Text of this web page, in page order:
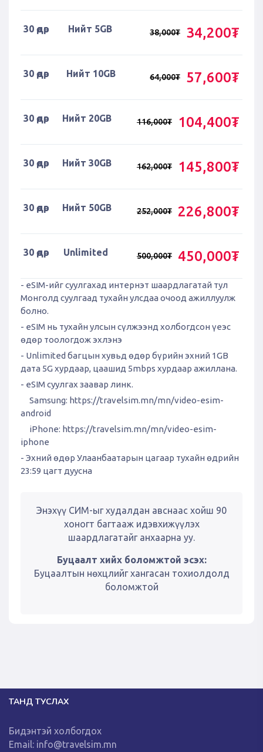
30 өдөр Нийт 5GB 38,000₮ 34,200₮
30 өдөр Нийт 10GB 64,000₮ 57,600₮
30 өдөр Нийт 20GB 116,000₮ 104,400₮
30 өдөр Нийт 30GB 162,000₮ 145,800₮
30 өдөр Нийт 50GB 252,000₮ 226,800₮
30 өдөр Unlimited 500,000₮ 450,000₮
- eSIM-ийг суулгахад интернэт шаардлагатай тул
Монголд суулгаад тухайн улсдаа очоод ажиллуулж
болно.
- eSIM нь тухайн улсын сүлжээнд холбогдсон үеэс
өдөр тоологдож эхлэнэ
- Unlimited багцын хувьд өдөр бүрийн эхний 1GB
дата 5G хурдаар, цаашид 5mbps хурдаар ажиллана.
- eSIM суулгах заавар линк.
Samsung: https://travelsim.mn/mn/video-esim-
android
iPhone: https://travelsim.mn/mn/video-esim-
iphone
- Эхний өдөр Улаанбаатарын цагаар тухайн өдрийн
23:59 цагт дуусна
Энэхүү СИМ-ыг худалдан авснаас хойш 90
хоногт багтааж идэвхижүүлэх
шаардлагатайг анхаарна уу.
Буцаалт хийх боломжтой эсэх:
Буцаалтын нөхцлийг хангасан тохиолдолд
боломжтой
ТАНД ТУСЛАХ
Бидэнтэй холбогдох
Email: info@travelsim.mn